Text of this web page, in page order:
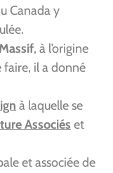
Canada y
, à l’origine
faire, il a donné
à laquelle se
Associés et
et associée de